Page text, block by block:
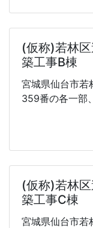
(仮称)若林
築工事B棟
宮城県仙台市若
359番の各一部
(仮称)若林
築工事C棟
宮城県仙台市若